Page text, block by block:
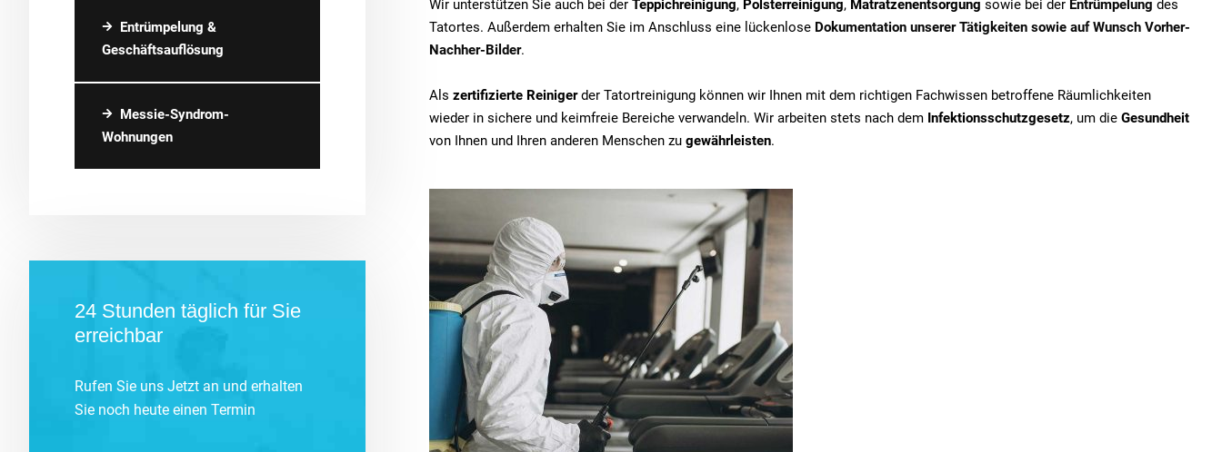
Entrümpelung &
Geschäftsauflösung
Messie-Syndrom-
Wohnungen
24 Stunden täglich für Sie
erreichbar
Rufen Sie uns Jetzt an und erhalten
Sie noch heute einen Termin
Wir unterstützen Sie auch bei der Teppichreinigung, Polsterreinigung, Matratzenentsorgung sowie bei der Entrümpelung des
Tatortes. Außerdem erhalten Sie im Anschluss eine lückenlose Dokumentation unserer Tätigkeiten sowie auf Wunsch Vorher-
Nachher-Bilder.
Als zertifizierte Reinigerder Tatortreinigung können wir Ihnen mit dem richtigen Fachwissen betroffene Räumlichkeiten
wieder in sichere und keimfreie Bereiche verwandeln. Wir arbeiten stets nach dem Infektionsschutzgesetz, um die Gesundheit
von Ihnen und Ihren anderen Menschen zu gewährleisten.